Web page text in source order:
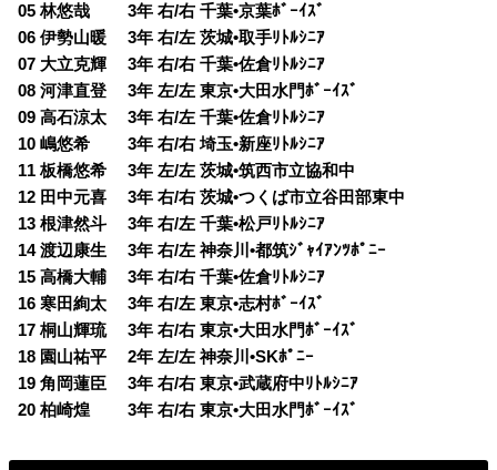
05 林悠哉 3年 右/右 千葉•京葉ﾎﾞｰｲｽﾞ
06 伊勢山暖 3年 右/左 茨城•取手ﾘﾄﾙｼﾆｱ
07 大立克輝 3年 右/右 千葉•佐倉ﾘﾄﾙｼﾆｱ
08 河津直登 3年 左/左 東京•大田水門ﾎﾞｰｲｽﾞ
09 高石涼太 3年 右/左 千葉•佐倉ﾘﾄﾙｼﾆｱ
10 嶋悠希 3年 右/右 埼玉•新座ﾘﾄﾙｼﾆｱ
11 板橋悠希 3年 左/左 茨城•筑西市立協和中
12 田中元喜 3年 右/右 茨城•つくば市立谷田部東中
13 根津然斗 3年 右/左 千葉•松戸ﾘﾄﾙｼﾆｱ
14 渡辺康生 3年 右/左 神奈川•都筑ｼﾞｬｲｱﾝﾂﾎﾟﾆｰ
15 高橋大輔 3年 右/右 千葉•佐倉ﾘﾄﾙｼﾆｱ
16 寒田絢太 3年 右/左 東京•志村ﾎﾞｰｲｽﾞ
17 桐山輝琉 3年 右/右 東京•大田水門ﾎﾞｰｲｽﾞ
18 園山祐平 2年 左/左 神奈川•SKﾎﾟﾆｰ
19 角岡蓮臣 3年 右/右 東京•武蔵府中ﾘﾄﾙｼﾆｱ
20 柏崎煌 3年 右/右 東京•大田水門ﾎﾞｰｲｽﾞ